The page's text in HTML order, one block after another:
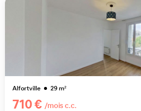
Alfortville 29m²
710 € /mois c.c.